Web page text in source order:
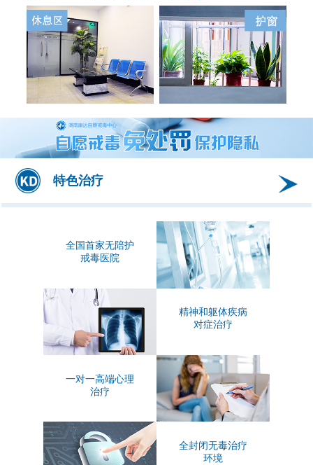
特色治疗
全国首家无陪护
戒毒医院
精神和躯体疾病
对症治疗
一对一高端心理
治疗
全封闭无毒治疗
环境